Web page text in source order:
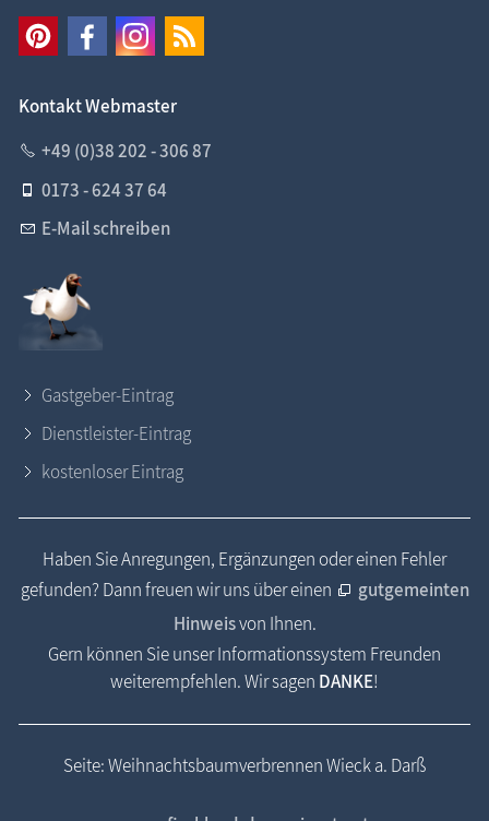
Kontakt Webmaster
+49 (0)38 202 - 306 87
0173 - 624 37 64
E-Mail schreiben
Gastgeber-Eintrag
Dienstleister-Eintrag
kostenloser Eintrag
Haben Sie Anregungen, Ergänzungen oder einen Fehler
gefunden? Dann freuen wir uns über einen
gutgemeinten
Hinweisvon Ihnen.
Gern können Sie unser Informationssystem Freunden
weiterempfehlen. Wir sagen DANKE!
Seite: Weihnachtsbaumverbrennen Wieck a. Darß